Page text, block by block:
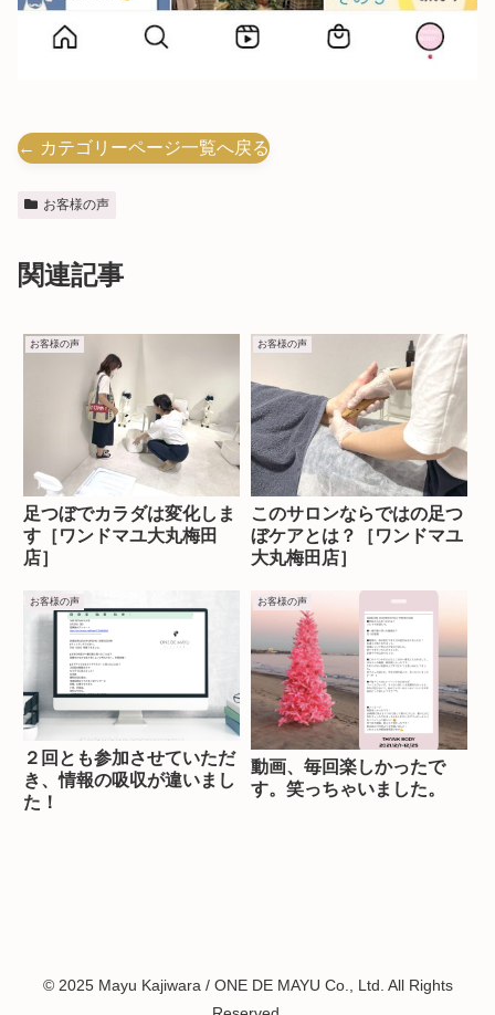
← カテゴリーページ一覧へ戻る
お客様の声
関連記事
お客様の声
足つぼでカラダは変化しま
す［ワンドマユ大丸梅田
店］
お客様の声
このサロンならではの足つ
ぼケアとは？［ワンドマユ
大丸梅田店］
お客様の声
２回とも参加させていただ
き、情報の吸収が違いまし
た！
お客様の声
動画、毎回楽しかったで
す。笑っちゃいました。
© 2025 Mayu Kajiwara / ONE DE MAYU Co., Ltd. All Rights